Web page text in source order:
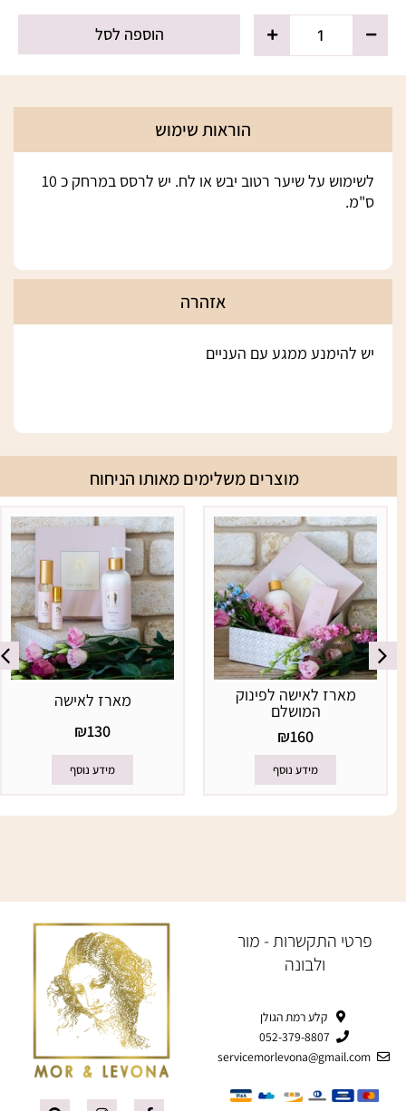
של
MADEMOISELLE
הוספה לסל
הוראות שימוש
לשימוש על שיער רטוב יבש או לח. יש לרסס במרחק כ 10
ס"מ.
אזהרה
יש להימנע ממגע עם העניים
מוצרים משלימים מאותו הניחוח
מארז לאישה לפינוק
המושלם
₪160
מידע נוסף
מארז לאישה
₪130
מידע נוסף
פרטי התקשרות - מור
ולבונה
קלע רמת הגולן
052-379-8807
servicemorlevona@gmail.com
F
I
P